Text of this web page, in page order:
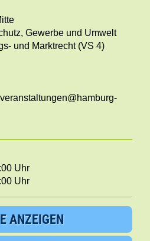
Gewerbe und Umwelt
und Marktrecht (VS 4)
Uhr
Uhr
ANZEIGEN